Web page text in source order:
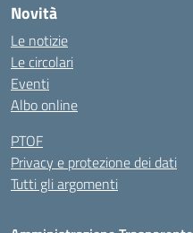
Novità
Le notizie
Le circolari
Eventi
Albo online
PTOF
Privacy e protezione dei dati
Tutti gli argomenti